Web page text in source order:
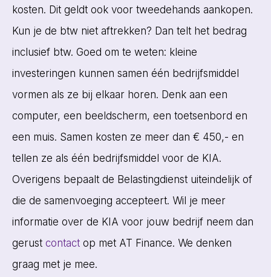
kosten. Dit geldt ook voor tweedehands aankopen.
Kun je de btw niet aftrekken? Dan telt het bedrag
inclusief btw. Goed om te weten: kleine
investeringen kunnen samen één bedrijfsmiddel
vormen als ze bij elkaar horen. Denk aan een
computer, een beeldscherm, een toetsenbord en
een muis. Samen kosten ze meer dan € 450,- en
tellen ze als één bedrijfsmiddel voor de KIA.
Overigens bepaalt de Belastingdienst uiteindelijk of
die de samenvoeging accepteert. Wil je meer
informatie over de KIA voor jouw bedrijf neem dan
gerust contact op met AT Finance. We denken
graag met je mee.